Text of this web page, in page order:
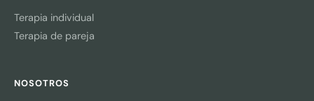
Terapia individual
Terapia de pareja
NOSOTROS